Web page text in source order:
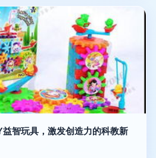
智玩具，激发创造力的科教新